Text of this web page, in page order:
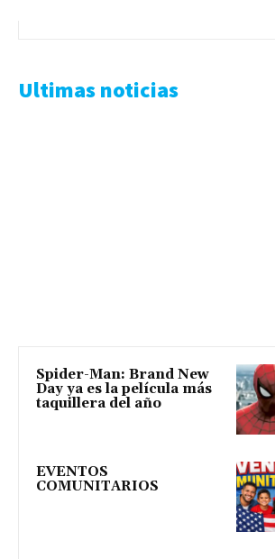
Ultimas noticias
Spider-Man: Brand New
Day ya es la película más
taquillera del año
EVENTOS
COMUNITARIOS